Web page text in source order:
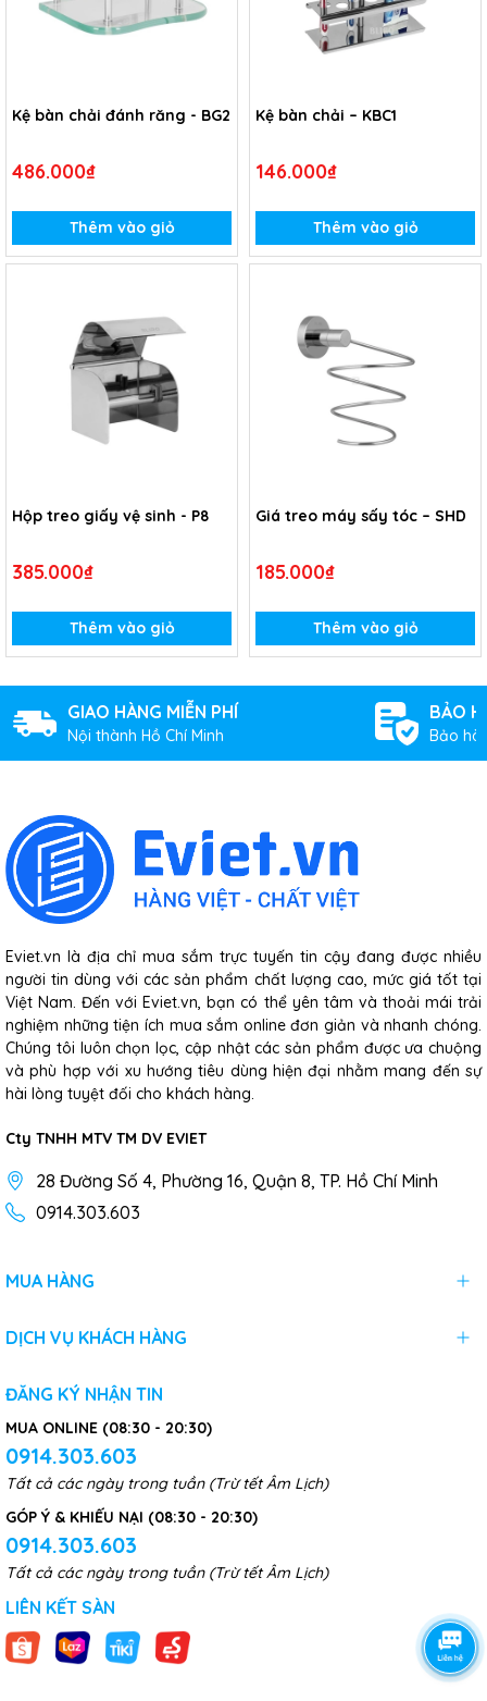
Kệ bàn chải đánh răng - BG2
486.000₫
Thêm vào giỏ
Kệ bàn chải – KBC1
146.000₫
Thêm vào giỏ
Hộp treo giấy vệ sinh - P8
385.000₫
Thêm vào giỏ
Giá treo máy sấy tóc – SHD
185.000₫
Thêm vào giỏ
GIAO HÀNG MIỄN PHÍ
Nội thành Hồ Chí Minh
BẢO
Bảo
Eviet.vn là địa chỉ mua sắm trực tuyến tin cậy đang được nhiều
người tin dùng với các sản phẩm chất lượng cao, mức giá tốt tại
Việt Nam. Đến với Eviet.vn, bạn có thể yên tâm và thoải mái trải
nghiệm những tiện ích mua sắm online đơn giản và nhanh chóng.
Chúng tôi luôn chọn lọc, cập nhật các sản phẩm được ưa chuộng
và phù hợp với xu hướng tiêu dùng hiện đại nhằm mang đến sự
hài lòng tuyệt đối cho khách hàng.
Cty TNHH MTV TM DV EVIET
28 Đường Số 4, Phường 16, Quận 8, TP. Hồ Chí Minh
0914.303.603
MUA HÀNG
DỊCH VỤ KHÁCH HÀNG
ĐĂNG KÝ NHẬN TIN
MUA ONLINE (08:30 - 20:30)
0914.303.603
Tất cả các ngày trong tuần (Trừ tết Âm Lịch)
GÓP Ý & KHIẾU NẠI (08:30 - 20:30)
0914.303.603
Tất cả các ngày trong tuần (Trừ tết Âm Lịch)
LIÊN KẾT SÀN